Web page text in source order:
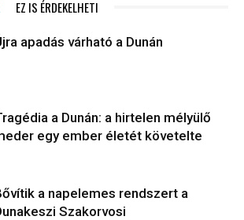
EZ IS ÉRDEKELHETI
apadás várható a Dunán
a Dunán: a hirtelen mélyülő
egy ember életét követelte
a napelemes rendszert a
Szakorvosi